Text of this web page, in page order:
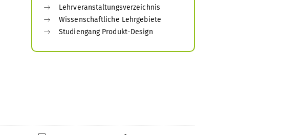
Lehrveranstaltungsverzeichnis
Wissenschaftliche Lehrgebiete
Studiengang Produkt-Design